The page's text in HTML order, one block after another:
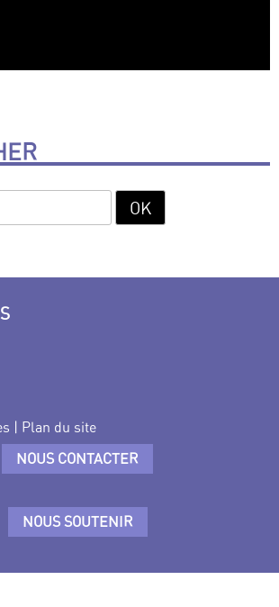
| Plan du site
NOUS CONTACTER
NOUS SOUTENIR